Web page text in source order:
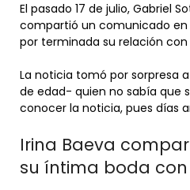
El pasado 17 de julio, Gabriel
compartió un comunicado en
por terminada su relación con
La noticia tomó por sorpresa
de edad- quien no sabía que
conocer la noticia, pues días
Irina Baeva
su íntima boda con